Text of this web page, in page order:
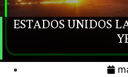
ESTADOS UNIDOS